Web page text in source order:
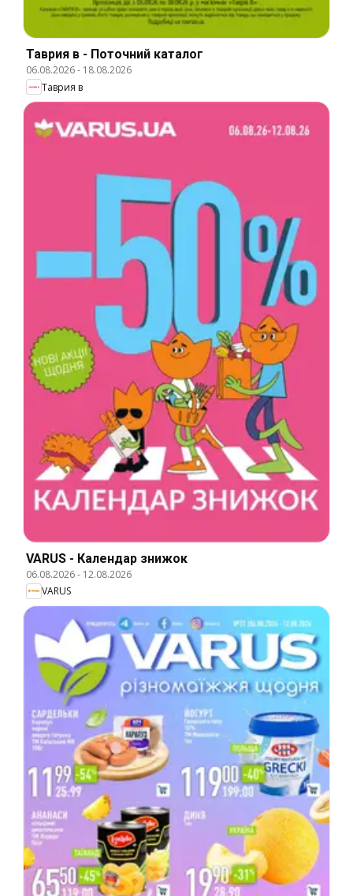
Таврия в - Поточний каталог
06.08.2026- 18.08.2026
Таврия в
VARUS - Календар знижок
06.08.2026- 12.08.2026
VARUS